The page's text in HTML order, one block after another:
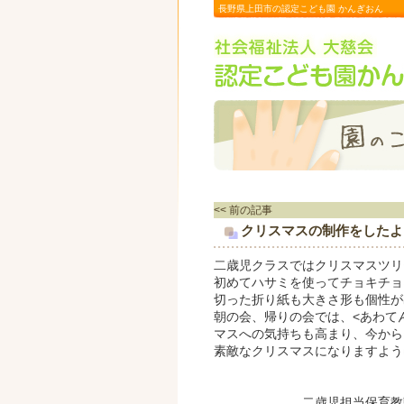
長野県上田市の認定こども園 かんぎおん
<< 前の記事
クリスマスの制作をしたよ
二歳児クラスではクリスマスツ
初めてハサミを使ってチョキチ
切った折り紙も大きさ形も個性
朝の会、帰りの会では、<あわて
マスへの気持ちも高まり、今か
素敵なクリスマスになりますよ